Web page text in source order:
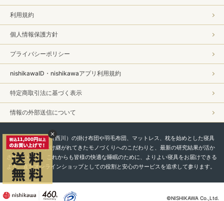
利用規約
個人情報保護方針
プライバシーポリシー
nishikawaID・nishikawaアプリ利用規約
特定商取引法に基づく表示
情報の外部送信について
私たちnishikawa（西川）の掛け布団や羽毛布団、マットレス、枕を始めとした寝具
は、450年以上受け継がれてきたモノづくりへのこだわりと、最新の研究結果が活か
されています。 これからも皆様の快適な睡眠のために、よりよい寝具をお届けできる
よう、直営オンラインショップとしての役割と安心のサービスを追求して参ります。
©NISHIKAWA Co.,Ltd.